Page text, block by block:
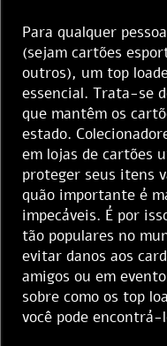
Para qualquer
(sejam cartões
outros), um top
essencial. Trata-se
que mantêm os
estado.
em lojas de cartões
proteger seus itens
quão importante é
impecáveis. É por
tão populares no
evitar danos aos
amigos ou em
sobre como os top
você pode encontrá-